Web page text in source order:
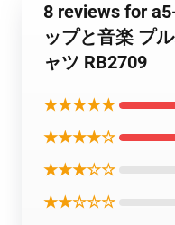
8 reviews for
ップと音楽 プ
ャツ RB2709
★★★★★
★★★★☆
★★★☆☆
★★☆☆☆